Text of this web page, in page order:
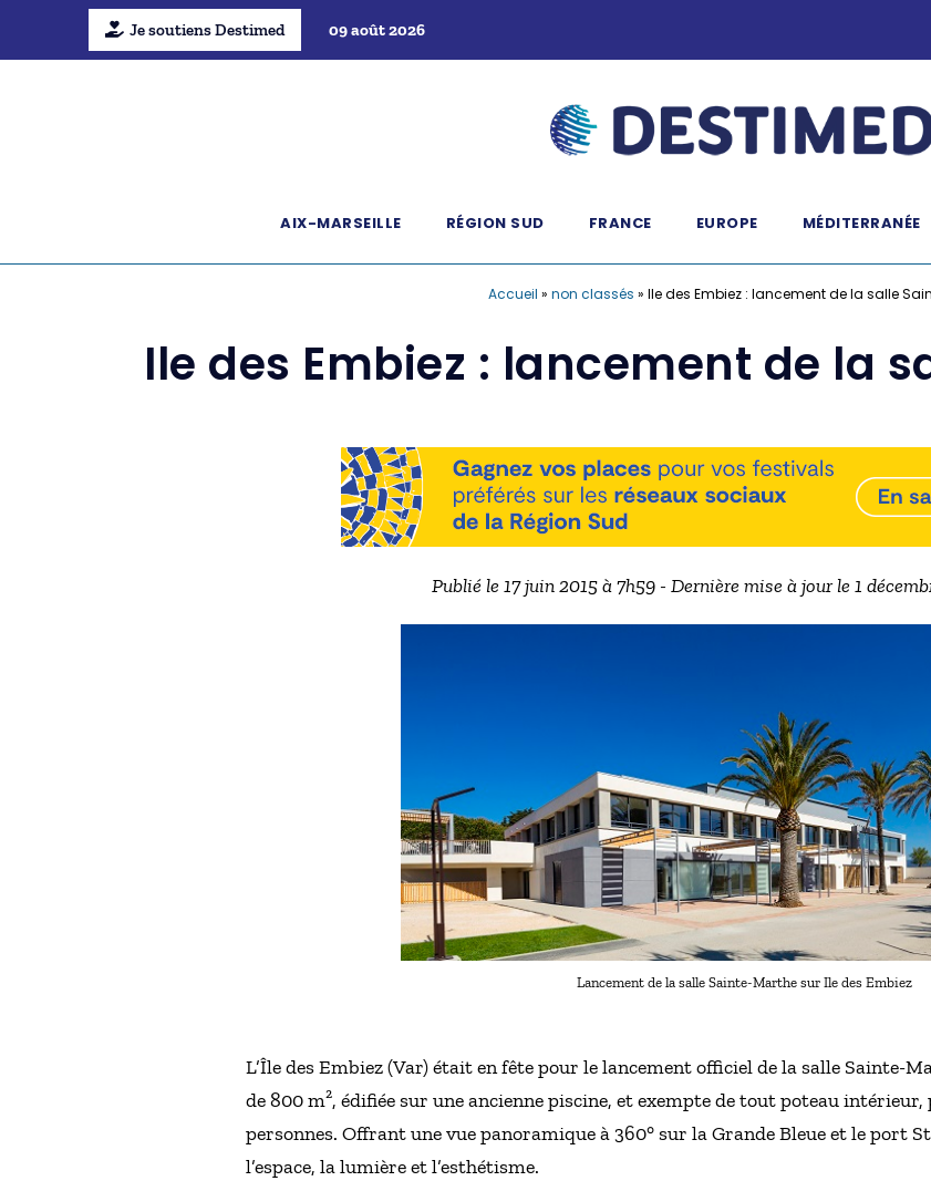
Je soutiens Destimed 09 août 2026
AIX-MARSEILLE RÉGION SUD FRANCE EUROPE MÉDITERRANÉE
Accueil » non classés » Ile des Embiez : lancement de la salle
Ile des Embiez : lancement de la
Publié le 17 juin 2015 à 7h59 - Dernière mise à jour le 1
Lancement de la salle Sainte-Marthe sur Ile des Embiez
L’Île des Embiez (Var) était en fête pour le lancement officiel de la salle Sainte-
de 800 m², édifiée sur une ancienne piscine, et exempte de tout poteau
personnes. Offrant une vue panoramique à 360° sur la Grande Bleue et le port
l’espace, la lumière et l’esthétisme.